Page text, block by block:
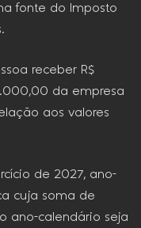
fonte do Imposto
receber R$
da empresa
aos valores
de 2027, ano-
cuja soma de
ano-calendário seja